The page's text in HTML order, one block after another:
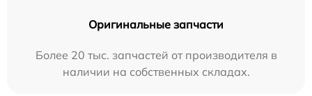
Оригинальные запчасти
Более 20 тыс. запчастей от производителя в
наличии на собственных складах.